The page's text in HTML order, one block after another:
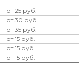
от 25 руб.
от 30 руб.
от 35 руб.
от 15 руб.
от 15 руб.
от 15 руб.